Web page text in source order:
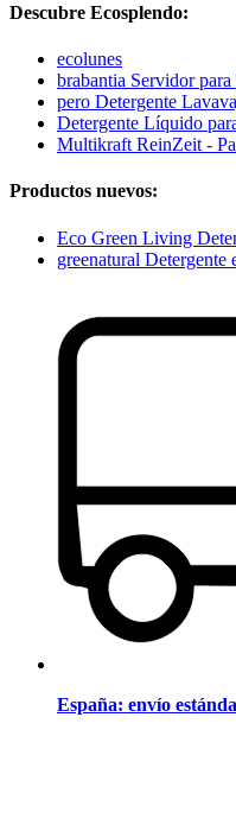
Descubre Ecosplendo:
ecolunes
brabantia Servidor para
pero Detergente
Detergente Líquido
Multikraft ReinZeit -
Productos nuevos:
Eco Green Living
greenatural Detergente
España: envío